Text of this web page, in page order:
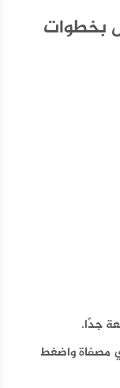
بخطوات
جدًا.
مصفاة واضغط